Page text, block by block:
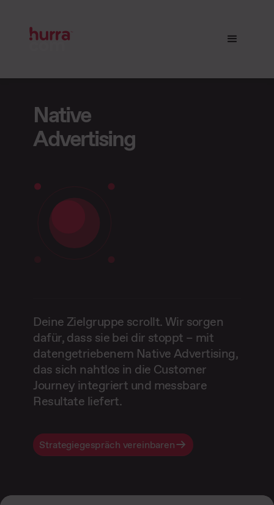
Native
Advertising
Deine Zielgruppe scrollt. Wir sorgen
dafür, dass sie bei dir stoppt – mit
datengetriebenem Native Advertising,
das sich nahtlos in die Customer
Journey integriert und messbare
Resultate liefert.
Strategiegespräch vereinbaren